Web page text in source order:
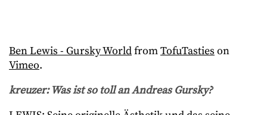
Ben Lewis - Gursky WorldfromTofuTasties on
Vimeo.
kreuzer: Was ist so toll an Andreas Gursky?